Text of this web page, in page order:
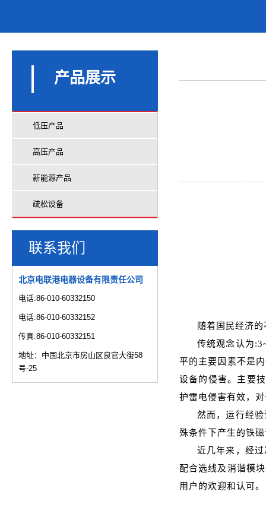
产品展示
低压产品
高压产品
新能源产品
疏松设备
联系我们
北京电联港电器设备有限责任公司
电话:86-010-60332150
电话:86-010-60332152
传真:86-010-60332151
地址：中国北京市房山区良官大街58
号-25
随着国民经济
传统观念认为
平的主要因素不是
设备的侵害。主要
护雷电侵害有效，
然而，运行经
殊条件下产生的铁
近几年来，经
配合选线及消谐模
用户的欢迎和认可。